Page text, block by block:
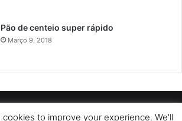
Pão de centeio super rápido
Março 9, 2018
SOBRE NÓS POLÍTICA DE COOKIES
to improve your experience. We'll